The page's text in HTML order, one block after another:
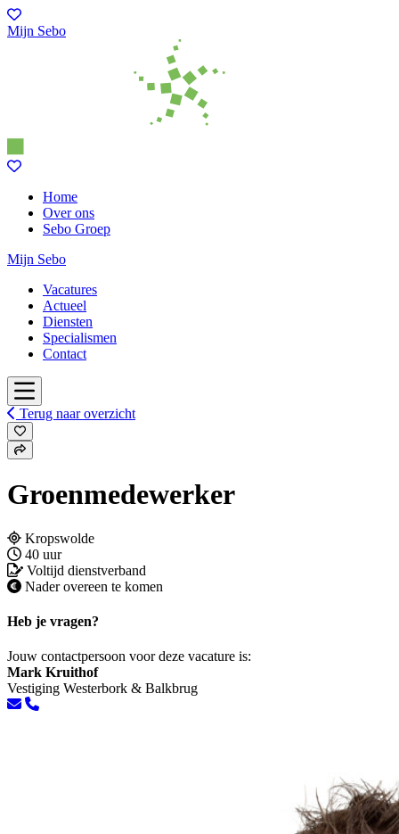
Mijn Sebo
Home
Over ons
Sebo Groep
Mijn Sebo
Vacatures
Actueel
Diensten
Specialismen
Contact
Terug naar overzicht
Groenmedewerker
Kropswolde
40 uur
Voltijd dienstverband
Nader overeen te komen
Heb je vragen?
Jouw contactpersoon voor deze vacature is:
Mark Kruithof
Vestiging Westerbork & Balkbrug